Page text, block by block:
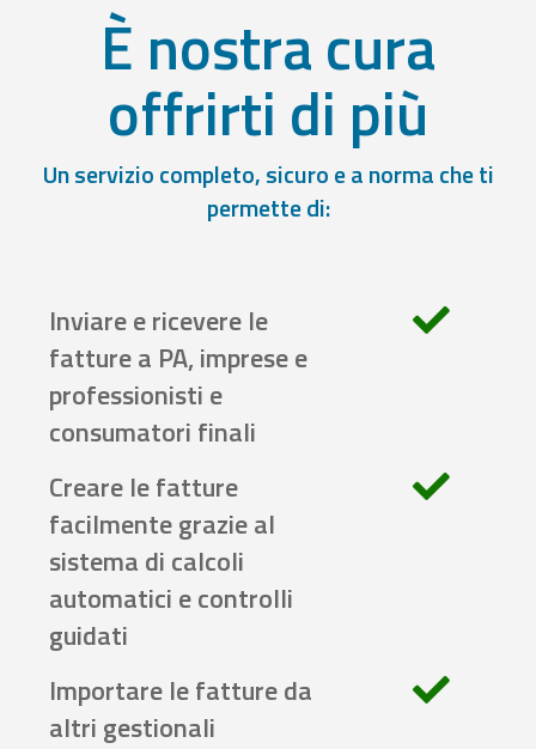
È nostra cura
offrirti di più
Un servizio completo, sicuro e a norma che ti
permette di:
Inviare e ricevere le
fatture a PA, imprese e
professionisti e
consumatori finali
Creare le fatture
facilmente grazie al
sistema di calcoli
automatici e controlli
guidati
Importare le fatture da
altri gestionali